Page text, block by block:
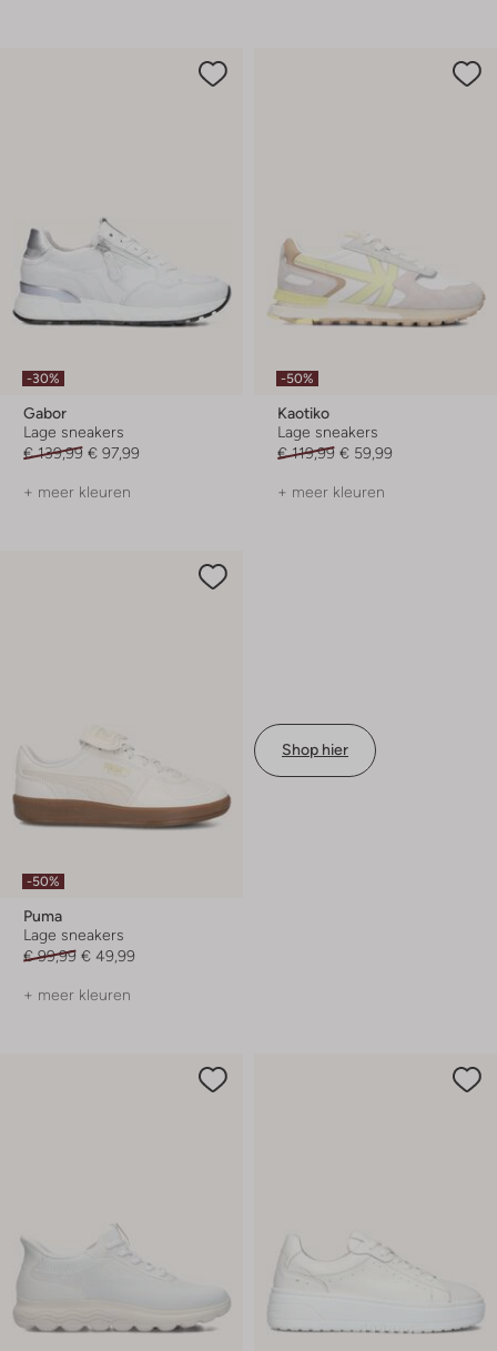
-30%
Gabor
Lage sneakers
€ 139,99 € 97,99
+ meer kleuren
-50%
Kaotiko
Lage sneakers
€ 119,99 € 59,99
+ meer kleuren
-50%
Puma
Lage sneakers
€ 99,99 € 49,99
+ meer kleuren
Shop hier